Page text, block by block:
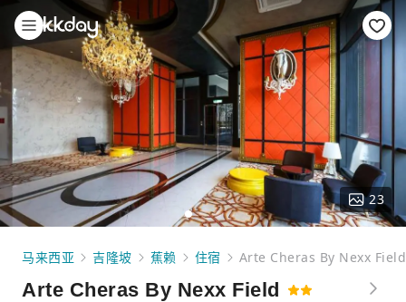
23
马来西亚 吉隆坡 蕉赖 住宿 Arte Cheras By Nexx Field
Arte Cheras By Nexx Field